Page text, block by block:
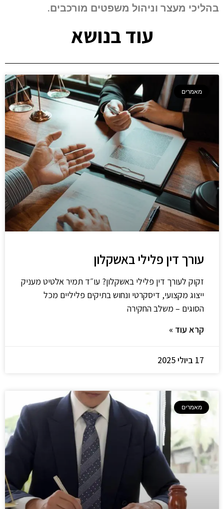
בהליכי מעצר וניהול משפטים מורכבים.
עוד בנושא
מאמרים
עורך דין פלילי באשקלון
זקוק לעורך דין פלילי באשקלון? עו״ד תמיר אלטיט מעניק
ייצוג מקצועי, דיסקרטי ונחוש בתיקים פליליים מכל
הסוגים – משלב החקירה
קרא עוד »
17 ביולי 2025
מאמרים